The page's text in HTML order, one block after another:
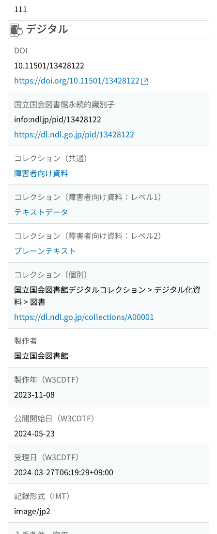
111
デジタル
DOI
10.11501/13428122
https://doi.org/10.11501/13428122
国立国会図書館永続的識別子
info:ndljp/pid/13428122
https://dl.ndl.go.jp/pid/13428122
コレクション（共通）
障害者向け資料
コレクション（障害者向け資料：レベル1）
テキストデータ
コレクション（障害者向け資料：レベル2）
プレーンテキスト
コレクション（個別）
国立国会図書館デジタルコレクション > デジタル化資
料 > 図書
https://dl.ndl.go.jp/collections/A00001
製作者
国立国会図書館
製作年（W3CDTF）
2023-11-08
公開開始日（W3CDTF）
2024-05-23
受理日（W3CDTF）
2024-03-27T06:19:29+09:00
記録形式（IMT）
image/jp2